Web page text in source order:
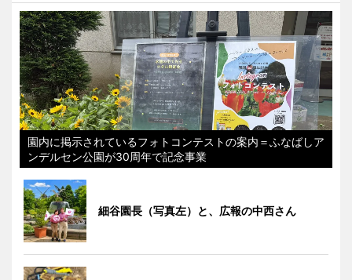
園内に掲示されているフォトコンテストの案内＝ふなばしア
ンデルセン公園が30周年で記念事業
細谷園長（写真左）と、広報の中西さん